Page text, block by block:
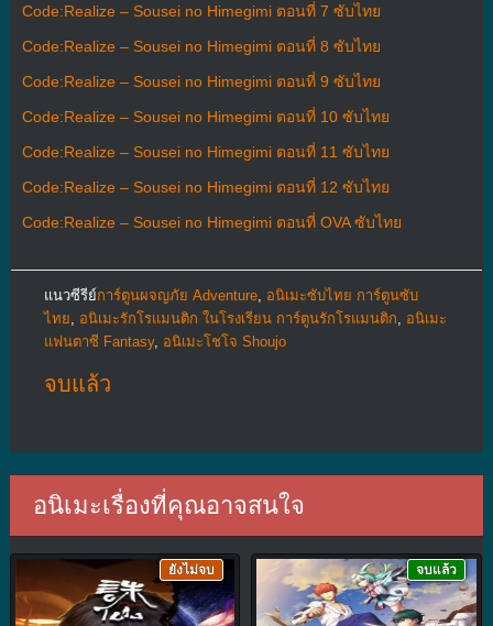
Code:Realize – Sousei no Himegimi ตอนที่ 7 ซับไทย
Code:Realize – Sousei no Himegimi ตอนที่ 8 ซับไทย
Code:Realize – Sousei no Himegimi ตอนที่ 9 ซับไทย
Code:Realize – Sousei no Himegimi ตอนที่ 10 ซับไทย
Code:Realize – Sousei no Himegimi ตอนที่ 11 ซับไทย
Code:Realize – Sousei no Himegimi ตอนที่ 12 ซับไทย
Code:Realize – Sousei no Himegimi ตอนที่ OVA ซับไทย
แนวซีรีย์การ์ตูนผจญภัย Adventure, อนิเมะซับไทย การ์ตูนซับ
ไทย, อนิเมะรักโรแมนติก ในโรงเรียน การ์ตูนรักโรแมนติก, อนิเมะ
แฟนตาซี Fantasy, อนิเมะโชโจ Shoujo
จบแล้ว
อนิเมะเรื่องที่คุณอาจสนใจ
ยังไม่จบ จบแล้ว